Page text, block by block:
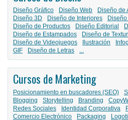
Diseño Gráfico Diseño Web
Diseño de
Diseño 3D
Diseño de Interiores
Diseño de Productos
Diseño Editorial
Diseño de Estampados
Diseño de
Diseño de Videojuegos
Ilustración
GIF
Diseño de Letras ...
Cursos de Marketing
Posicionamiento en buscadores (SEO)
Blogging
Storytelling Branding
Redes Sociales
Identidad Corporativa
Comercio Electrónico
Packaging